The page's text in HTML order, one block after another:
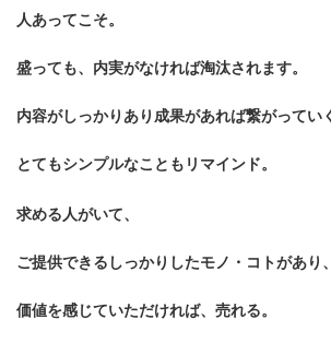
人あってこそ。
盛っても、内実がなければ淘汰されます。
内容がしっかりあり成果があれば繋がってい
とてもシンプルなこともリマインド。
求める人がいて、
ご提供できるしっかりしたモノ・コトがあり、
価値を感じていただければ、売れる。